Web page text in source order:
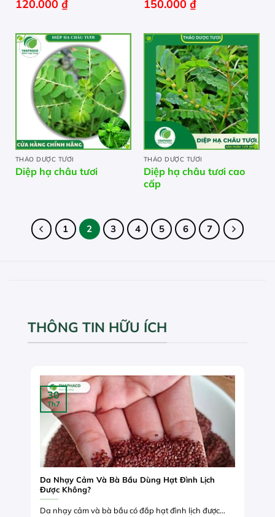
120.000 ₫ 150.000 ₫
THẢO DƯỢC TƯƠI
Diệp hạ châu tươi
THẢO DƯỢC TƯƠI
Diệp hạ châu tươi cao
cấp
1 2 3 4 5 6 7
THÔNG TIN HỮU ÍCH
Da Nhạy Cảm Và Bà Bầu Dùng Hạt Đình Lịch
Được Không?
Da nhạy cảm và bà bầu có đắp hạt đình lịch được...
30
Th7